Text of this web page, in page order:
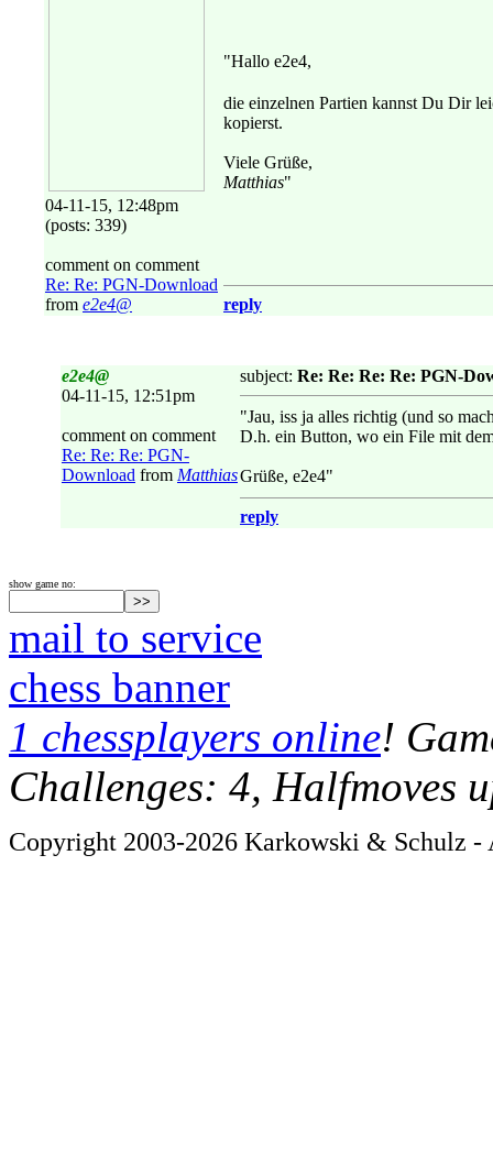
04-11-15, 12:48pm
(posts: 339)
comment on comment
Re: Re: PGN-Download
from e2e4@
"Hallo e2e4,
die einzelnen Partien kannst Du Dir
kopierst.
Viele Grüße,
Matthias"
reply
e2e4@
04-11-15, 12:51pm
comment on comment
Re: Re: Re: PGN-
Download from Matthias
subject: Re: Re: Re: Re: PGN-
"Jau, iss ja alles richtig (und so
D.h. ein Button, wo ein File mit
Grüße, e2e4"
reply
show game no:
mail to service
chess banner
1 chessplayers online!
Challenges: 4, Halfmoves
Copyright 2003-2026 Karkowski & Schulz